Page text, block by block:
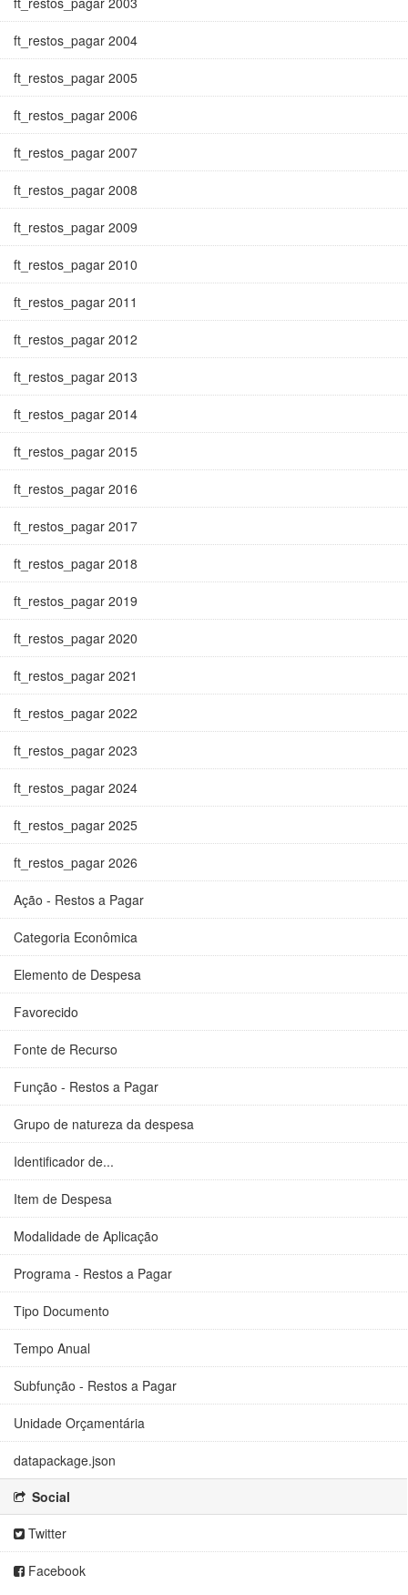
ft_restos_pagar 2004
ft_restos_pagar 2005
ft_restos_pagar 2006
ft_restos_pagar 2007
ft_restos_pagar 2008
ft_restos_pagar 2009
ft_restos_pagar 2010
ft_restos_pagar 2011
ft_restos_pagar 2012
ft_restos_pagar 2013
ft_restos_pagar 2014
ft_restos_pagar 2015
ft_restos_pagar 2016
ft_restos_pagar 2017
ft_restos_pagar 2018
ft_restos_pagar 2019
ft_restos_pagar 2020
ft_restos_pagar 2021
ft_restos_pagar 2022
ft_restos_pagar 2023
ft_restos_pagar 2024
ft_restos_pagar 2025
ft_restos_pagar 2026
Ação - Restos a Pagar
Categoria Econômica
Elemento de Despesa
Favorecido
Fonte de Recurso
Função - Restos a Pagar
Grupo de natureza da despesa
Identificador de...
Item de Despesa
Modalidade de Aplicação
Programa - Restos a Pagar
Tipo Documento
Tempo Anual
Subfunção - Restos a Pagar
Unidade Orçamentária
datapackage.json
Social
Twitter
Facebook